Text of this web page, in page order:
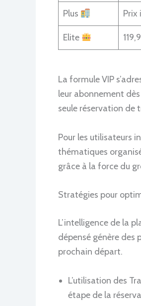
Plus Prix
Elite
La formule VIP
leur abonnement
seule réservation de
Pour les utilisateurs
thématiques
grâce à la force du
Stratégies pour
L’intelligence de la
dépensé génère des
prochain départ.
L’utilisation des
étape de la